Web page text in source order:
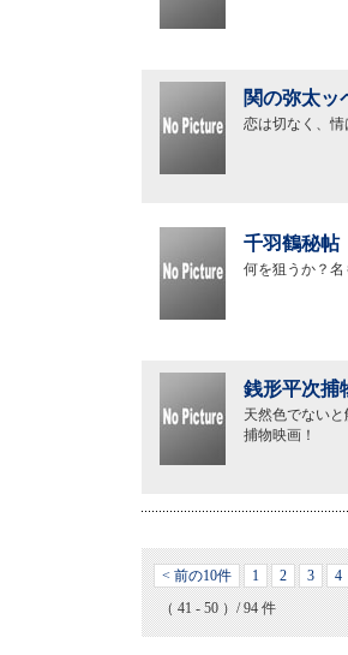
関の弥太ッ
恋は切なく、
千羽鶴秘帖
何を狙うか？
銭形平次捕
天然色でない
捕物映画！
< 前の10件 1 2 3 4
（ 41 - 50 ）/ 94 件